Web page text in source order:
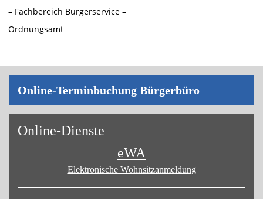
On­line-Ter­min­bu­chung Bür­ger­bü­ro
On­line-Diens­te
eWA
Elektronische Wohnsitz­anmeldung
– Fachbereich Bürgerservice –
Ordnungsamt